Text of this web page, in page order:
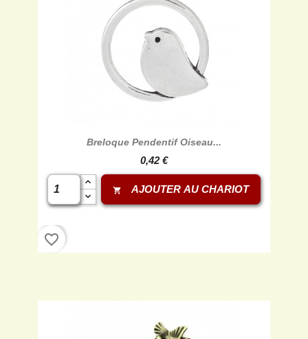
Breloque Pendentif Oiseau...
0,42 €
shopping_cart AJOUTER AU CHARIOT
favorite_border